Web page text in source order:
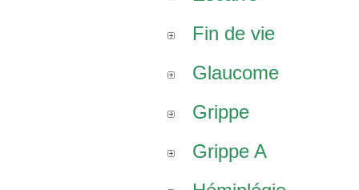
Fin de vie
Glaucome
Grippe
Grippe A